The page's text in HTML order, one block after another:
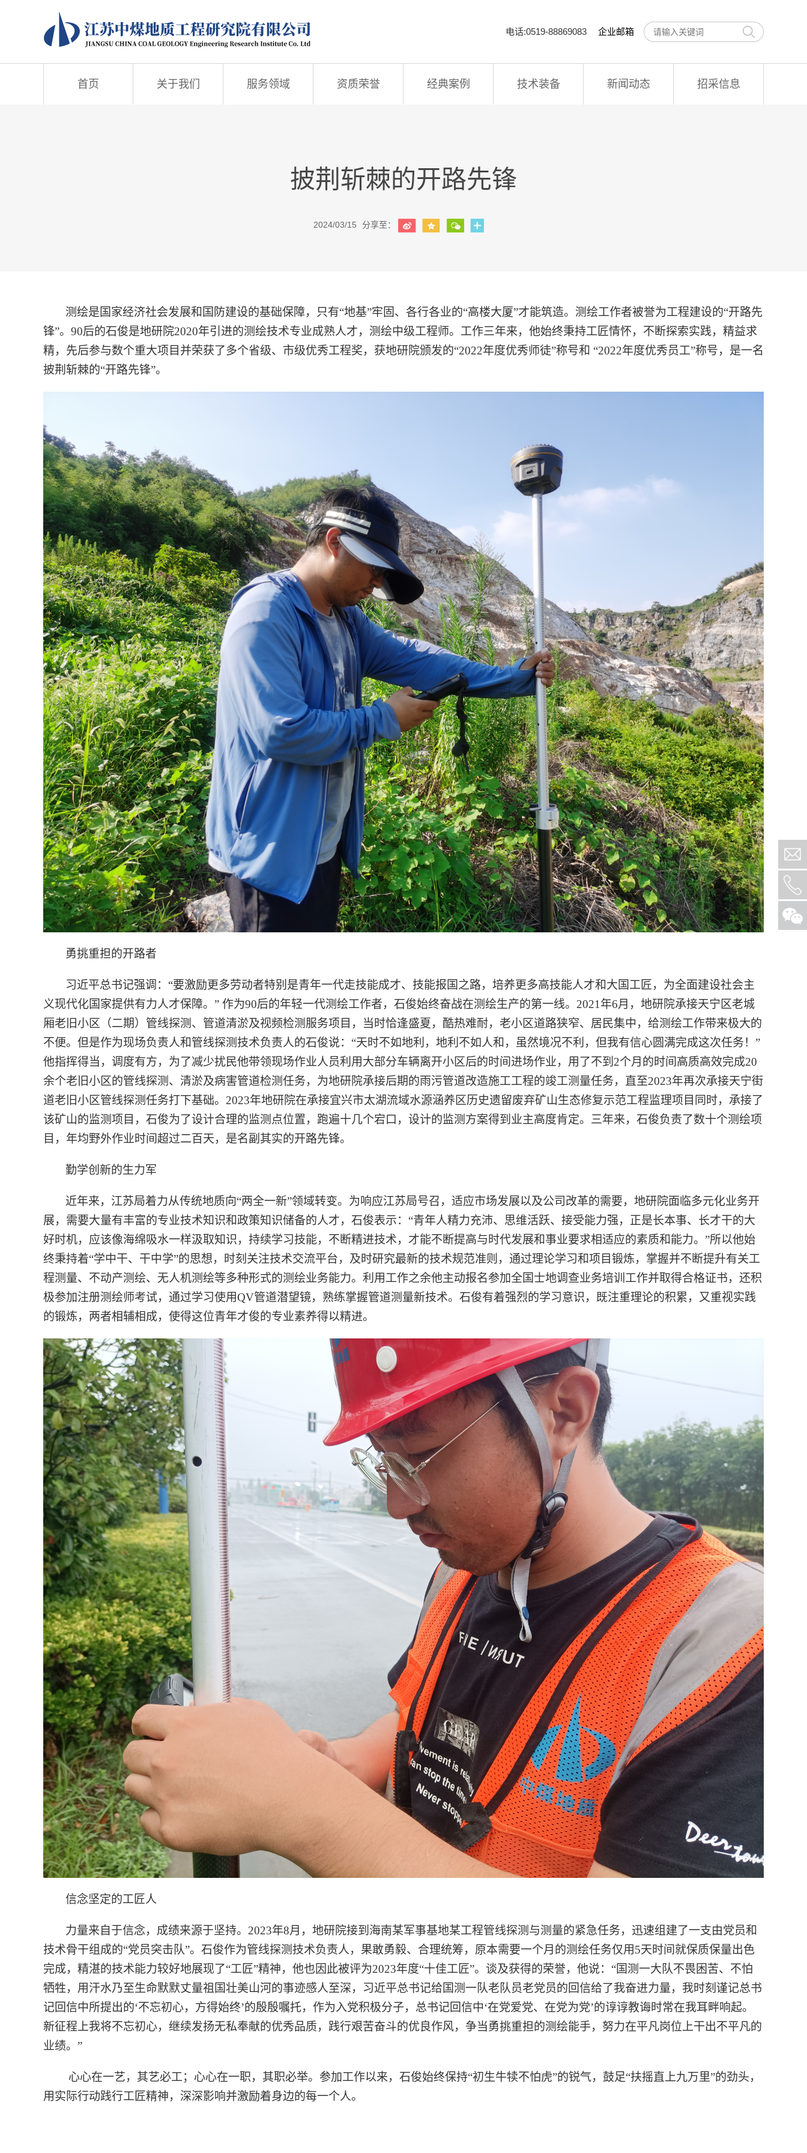
电话:0519-88869083 企业邮箱
首页 关于我们 服务领域 资质荣誉 经典案例 技术装备 新闻动态 招采信息
披荆斩棘的开路先锋
2024/03/15 分享至：
测绘是国家经济社会发展和国防建设的基础保障，只有“地基”牢固、各行各业的“高楼大厦”才能筑造。测绘工作者被誉为工程建设的“开路先
锋”。90后的石俊是地研院2020年引进的测绘技术专业成熟人才，测绘中级工程师。工作三年来，他始终秉持工匠情怀，不断探索实践，精益求
精，先后参与数个重大项目并荣获了多个省级、市级优秀工程奖，获地研院颁发的“2022年度优秀师徒”称号和 “2022年度优秀员工”称号，是一名
披荆斩棘的“开路先锋”。
勇挑重担的开路者
习近平总书记强调：“要激励更多劳动者特别是青年一代走技能成才、技能报国之路，培养更多高技能人才和大国工匠，为全面建设社会主
义现代化国家提供有力人才保障。” 作为90后的年轻一代测绘工作者，石俊始终奋战在测绘生产的第一线。2021年6月，地研院承接天宁区老城
厢老旧小区（二期）管线探测、管道清淤及视频检测服务项目，当时恰逢盛夏，酷热难耐，老小区道路狭窄、居民集中，给测绘工作带来极大的
不便。但是作为现场负责人和管线探测技术负责人的石俊说：“天时不如地利，地利不如人和，虽然境况不利，但我有信心圆满完成这次任务！”
他指挥得当，调度有方，为了减少扰民他带领现场作业人员利用大部分车辆离开小区后的时间进场作业，用了不到2个月的时间高质高效完成20
余个老旧小区的管线探测、清淤及病害管道检测任务，为地研院承接后期的雨污管道改造施工工程的竣工测量任务，直至2023年再次承接天宁街
道老旧小区管线探测任务打下基础。2023年地研院在承接宜兴市太湖流域水源涵养区历史遗留废弃矿山生态修复示范工程监理项目同时，承接了
该矿山的监测项目，石俊为了设计合理的监测点位置，跑遍十几个宕口，设计的监测方案得到业主高度肯定。三年来，石俊负责了数十个测绘项
目，年均野外作业时间超过二百天，是名副其实的开路先锋。
勤学创新的生力军
近年来，江苏局着力从传统地质向“两全一新”领域转变。为响应江苏局号召，适应市场发展以及公司改革的需要，地研院面临多元化业务开
展，需要大量有丰富的专业技术知识和政策知识储备的人才，石俊表示：“青年人精力充沛、思维活跃、接受能力强，正是长本事、长才干的大
好时机，应该像海绵吸水一样汲取知识，持续学习技能，不断精进技术，才能不断提高与时代发展和事业要求相适应的素质和能力。”所以他始
终秉持着“学中干、干中学”的思想，时刻关注技术交流平台，及时研究最新的技术规范准则，通过理论学习和项目锻炼，掌握并不断提升有关工
程测量、不动产测绘、无人机测绘等多种形式的测绘业务能力。利用工作之余他主动报名参加全国士地调查业务培训工作并取得合格证书，还积
极参加注册测绘师考试，通过学习使用QV管道潜望镜，熟练掌握管道测量新技术。石俊有着强烈的学习意识，既注重理论的积累，又重视实践
的锻炼，两者相辅相成，使得这位青年才俊的专业素养得以精进。
信念坚定的工匠人
力量来自于信念，成绩来源于坚持。2023年8月，地研院接到海南某军事基地某工程管线探测与测量的紧急任务，迅速组建了一支由党员和
技术骨干组成的“党员突击队”。石俊作为管线探测技术负责人，果敢勇毅、合理统筹，原本需要一个月的测绘任务仅用5天时间就保质保量出色
完成，精湛的技术能力较好地展现了“工匠”精神，他也因此被评为2023年度“十佳工匠”。谈及获得的荣誉，他说：“国测一大队不畏困苦、不怕
牺牲，用汗水乃至生命默默丈量祖国壮美山河的事迹感人至深，习近平总书记给国测一队老队员老党员的回信给了我奋进力量，我时刻谨记总书
记回信中所提出的‘不忘初心，方得始终’的殷殷嘱托，作为入党积极分子，总书记回信中‘在党爱党、在党为党’的谆谆教诲时常在我耳畔响起。
新征程上我将不忘初心，继续发扬无私奉献的优秀品质，践行艰苦奋斗的优良作风，争当勇挑重担的测绘能手，努力在平凡岗位上干出不平凡的
业绩。”
心心在一艺，其艺必工；心心在一职，其职必举。参加工作以来，石俊始终保持“初生牛犊不怕虎”的锐气，鼓足“扶摇直上九万里”的劲头，
用实际行动践行工匠精神，深深影响并激励着身边的每一个人。